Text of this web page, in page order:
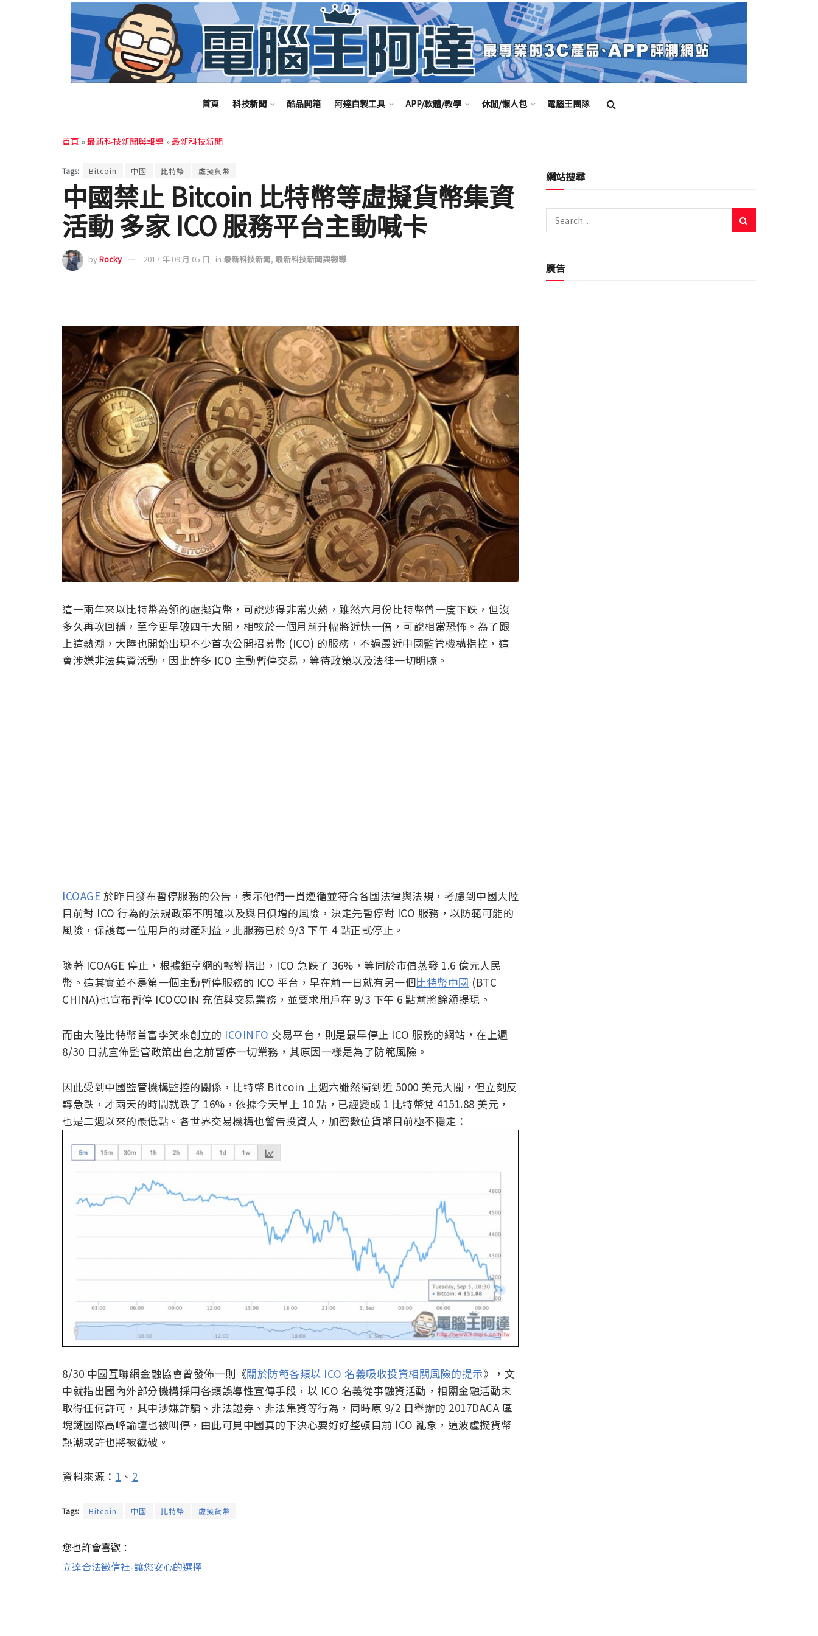
首頁 科技新聞 酷品開箱 阿達自製工具 APP/軟體/教學 休閒/懶人包 電腦王團隊
首頁 »最新科技新聞與報導 »最新科技新聞
Tags: Bitcoin 中國 比特幣 虛擬貨幣
中國禁止 Bitcoin 比特幣等虛擬貨幣集資
活動 多家 ICO 服務平台主動喊卡
byRocky 2017 年 09 月 05 日 in 最新科技新聞, 最新科技新聞與報導
這一兩年來以比特幣為領的虛擬貨幣，可說炒得非常火熱，雖然六月份比特幣曾一度下跌，但沒
多久再次回穩，至今更早破四千大關，相較於一個月前升幅將近快一倍，可說相當恐怖。為了跟
上這熱潮，大陸也開始出現不少首次公開招募幣 (ICO) 的服務，不過最近中國監管機構指控，這
會涉嫌非法集資活動，因此許多 ICO 主動暫停交易，等待政策以及法律一切明瞭。
ICOAGE 於昨日發布暫停服務的公告，表示他們一貫遵循並符合各國法律與法規，考慮到中國大陸
目前對 ICO 行為的法規政策不明確以及與日俱增的風險，決定先暫停對 ICO 服務，以防範可能的
風險，保護每一位用戶的財產利益。此服務已於 9/3 下午 4 點正式停止。
隨著 ICOAGE 停止，根據鉅亨網的報導指出，ICO 急跌了 36%，等同於市值蒸發 1.6 億元人民
幣。這其實並不是第一個主動暫停服務的 ICO 平台，早在前一日就有另一個比特幣中國 (BTC
CHINA)也宣布暫停 ICOCOIN 充值與交易業務，並要求用戶在 9/3 下午 6 點前將餘額提現。
而由大陸比特幣首富李笑來創立的 ICOINFO 交易平台，則是最早停止 ICO 服務的網站，在上週
8/30 日就宣佈監管政策出台之前暫停一切業務，其原因一樣是為了防範風險。
因此受到中國監管機構監控的關係，比特幣 Bitcoin 上週六雖然衝到近 5000 美元大關，但立刻反
轉急跌，才兩天的時間就跌了 16%，依據今天早上 10 點，已經變成 1 比特幣兌 4151.88 美元，
也是二週以來的最低點。各世界交易機構也警告投資人，加密數位貨幣目前極不穩定：
8/30 中國互聯網金融協會曾發佈一則《關於防範各類以 ICO 名義吸收投資相關風險的提示》，文
中就指出國內外部分機構採用各類誤導性宣傳手段，以 ICO 名義從事融資活動，相關金融活動未
取得任何許可，其中涉嫌詐騙、非法證券、非法集資等行為，同時原 9/2 日舉辦的 2017DACA 區
塊鏈國際高峰論壇也被叫停，由此可見中國真的下決心要好好整頓目前 ICO 亂象，這波虛擬貨幣
熱潮或許也將被戳破。
資料來源： 1 、 2
Tags: Bitcoin 中國 比特幣 虛擬貨幣
您也許會喜歡：
立達合法徵信社-讓您安心的選擇
網站搜尋
廣告